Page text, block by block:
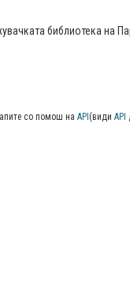
библиотека на
со помош на API (види API